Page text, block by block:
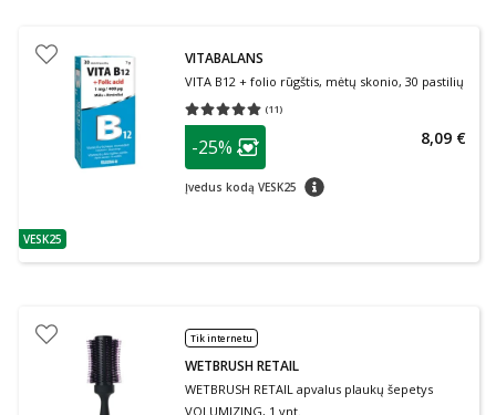
patarimas
VESK25
VITABALANS
VITA B12 + folio rūgštis, mėtų skonio, 30 pastilių
(11)
Vidutinis įvertinimas 5.00
patarimas
Lojalumo klubo narių nuolaida
-25%
Įvedus kodą VESK25 patarimas
8,09 €
Tik internetu
WETBRUSH RETAIL
WETBRUSH RETAIL apvalus plaukų šepetys
VOLUMIZING, 1 vnt.